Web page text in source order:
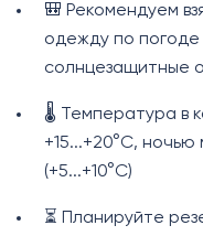
🎒 Рекомендуем
одежду по погоде
солнцезащитные
🌡️ Температура в
+15...+20°C,
(+5...+10°C)
⏳ Планируйте